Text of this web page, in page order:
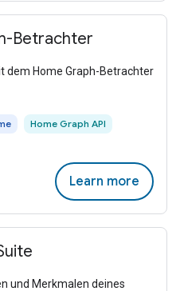
Betrachter
dem Home Graph-Betrachter
Home Graph API
Learn more
und Merkmalen deines